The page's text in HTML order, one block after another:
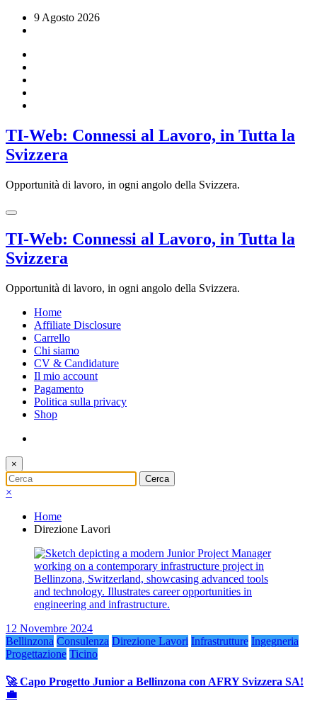
9 Agosto 2026
TI-Web: Connessi al Lavoro, in Tutta la
Svizzera
Opportunità di lavoro, in ogni angolo della Svizzera.
TI-Web: Connessi al Lavoro, in Tutta la
Svizzera
Opportunità di lavoro, in ogni angolo della Svizzera.
Home
Affiliate Disclosure
Carrello
Chi siamo
CV & Candidature
Il mio account
Pagamento
Politica sulla privacy
Shop
×
×
Home
Direzione Lavori
12 Novembre 2024
Bellinzona Consulenza Direzione Lavori Infrastrutture Ingegneria
Progettazione Ticino
🚀 Capo Progetto Junior a Bellinzona con AFRY Svizzera SA!
💼